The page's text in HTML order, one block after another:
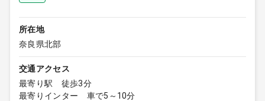
所在地
奈良県北部
交通アクセス
最寄り駅 徒歩3分
最寄りインター 車で5～10分